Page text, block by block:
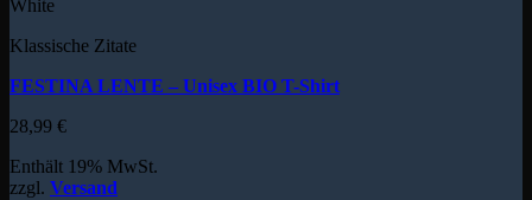
White
Klassische Zitate
FESTINA LENTE – Unisex BIO T-Shirt
28,99 €
Enthält 19% MwSt.
zzgl. Versand